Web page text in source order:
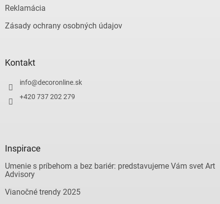
Reklamácia
Zásady ochrany osobných údajov
Kontakt
info@decoronline.sk
+420 737 202 279
Inspirace
Umenie s príbehom a bez bariér: predstavujeme Vám svet Art
Advisory
Vianočné trendy 2025